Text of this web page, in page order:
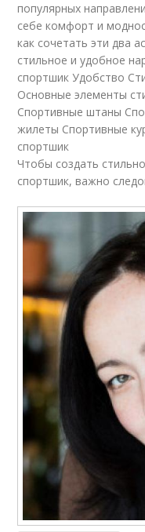
популярных
себе комфорт и
как сочетать эти два
стильное и удобное
спортшик Удобство
Основные элементы
Спортивные штаны
жилеты Спортивные
спортшик
Чтобы создать
спортшик, важно